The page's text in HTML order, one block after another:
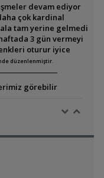
devam ediyor
çok kardinal
tam yerine gelmedi
3 gün vermeyi
oturur iyice
düzenlenmiştir.
görebilir